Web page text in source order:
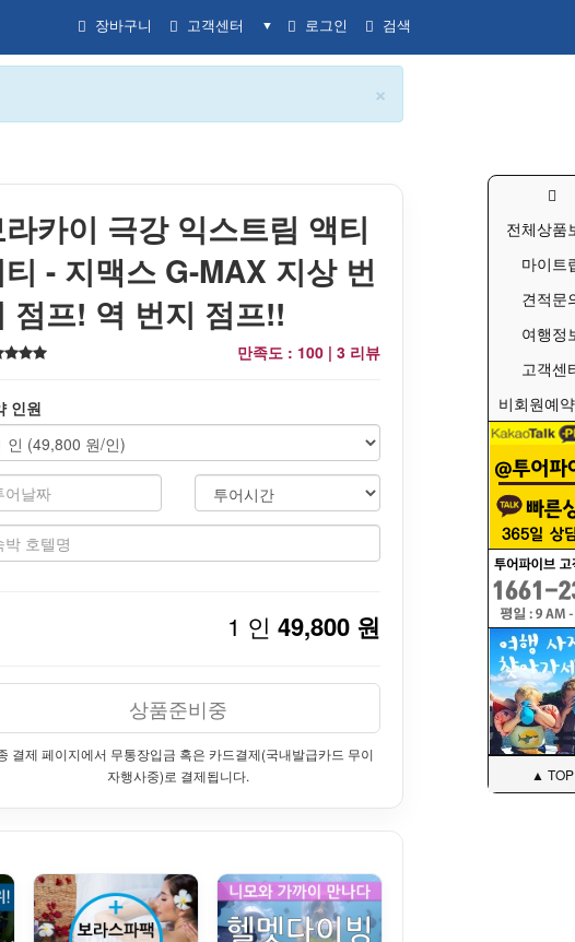
장바구니 고객센터 ▼ 로그인 검색
×
카이 극강 익스트림 액티
- 지맥스 G-MAX 지상 번
점프! 역 번지 점프!!
만족도 : 100 | 3 리뷰
인원
1 인 49,800 원
상품준비중
결제 페이지에서 무통장입금 혹은 카드결제(국내발급카드 무이
자행사중)로 결제됩니다.
전체상품
마이트
견적문
여행정
고객센
비회원예
▲ TOP